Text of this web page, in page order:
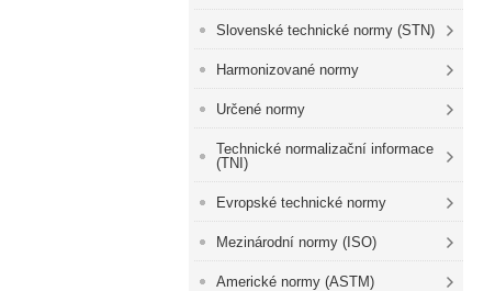
Slovenské technické normy (STN)
Harmonizované normy
Určené normy
Technické normalizační informace
(TNI)
Evropské technické normy
Mezinárodní normy (ISO)
Americké normy (ASTM)